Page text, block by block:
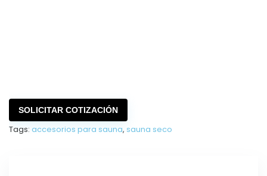
SOLICITAR COTIZACIÓN
Tags: accesorios para sauna, sauna seco